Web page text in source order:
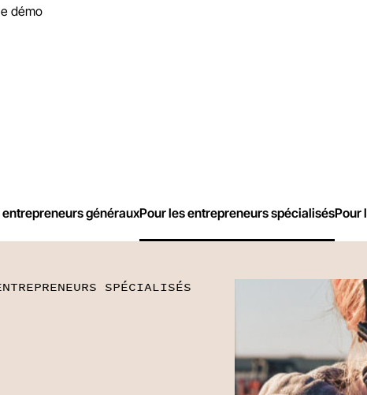
démo
entrepreneurs générauxPour les entrepreneurs spécialisésPour
SPÉCIALISÉS